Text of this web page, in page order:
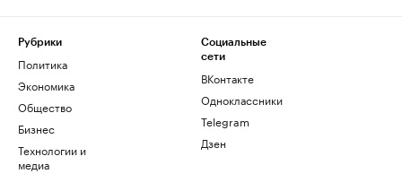
Рубрики
Политика
Экономика
Общество
Бизнес
Технологии и
медиа
Социальные
сети
ВКонтакте
Одноклассники
Telegram
Дзен